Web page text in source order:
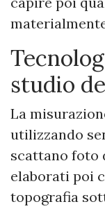
studio
La
utilizzando
scattano foto
elaborati poi
topografia